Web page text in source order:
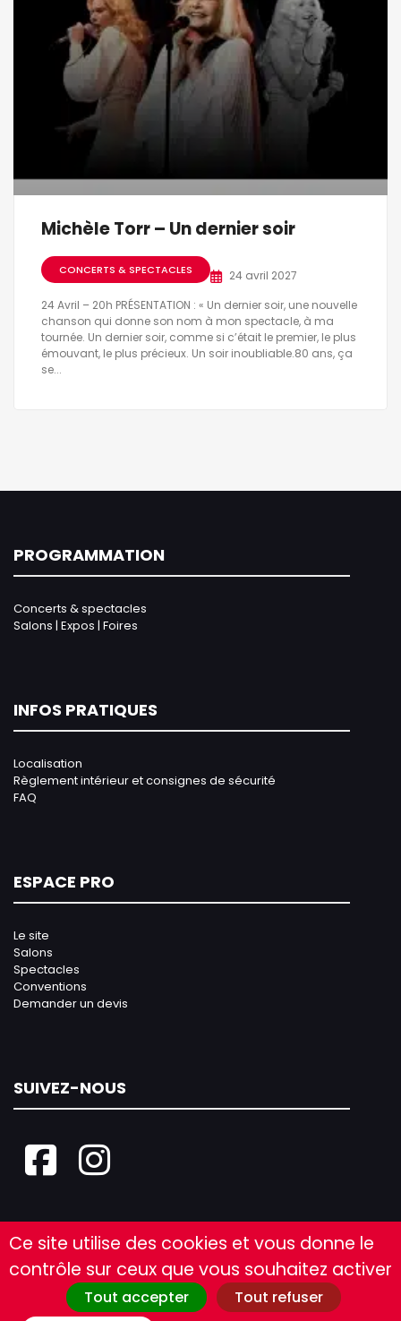
Michèle Torr – Un dernier soir
CONCERTS & SPECTACLES
24 avril 2027
24 Avril – 20h PRÉSENTATION : « Un dernier soir, une nouvelle
chanson qui donne son nom à mon spectacle, à ma
tournée. Un dernier soir, comme si c’était le premier, le plus
émouvant, le plus précieux. Un soir inoubliable.80 ans, ça
se...
PROGRAMMATION
Concerts & spectacles
Salons | Expos | Foires
INFOS PRATIQUES
Localisation
Règlement intérieur et consignes de sécurité
FAQ
ESPACE PRO
Le site
Salons
Spectacles
Conventions
Demander un devis
SUIVEZ-NOUS
©2026 Tous droits réservés Le Tigre |Mentions
Ce site utilise des cookies et vous donne le
contrôle sur ceux que vous souhaitez activer
Tout accepter
Tout refuser